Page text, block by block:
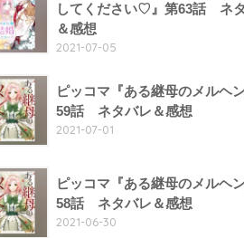
してください♡』第63話 ネ
＆感想
2021-07-05
ピッコマ『ある継母のメルヘ
59話 ネタバレ＆感想
2021-07-01
ピッコマ『ある継母のメルヘ
58話 ネタバレ＆感想
2021-06-30